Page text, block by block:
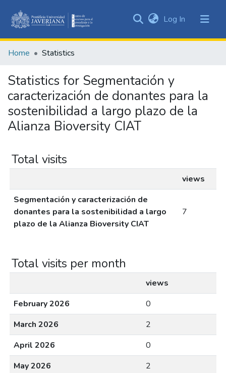
&
All of DSpace
Log In (current)
Home Statistics
Statistics for Segmentación y
caracterización de donantes para la
sostenibilidad a largo plazo de la
Alianza Bioversity CIAT
Total visits
views
Segmentación y caracterización de
donantes para la sostenibilidad a largo
plazo de la Alianza Bioversity CIAT
7
Total visits per month
views
February 2026
0
March 2026
2
April 2026
0
May 2026
2